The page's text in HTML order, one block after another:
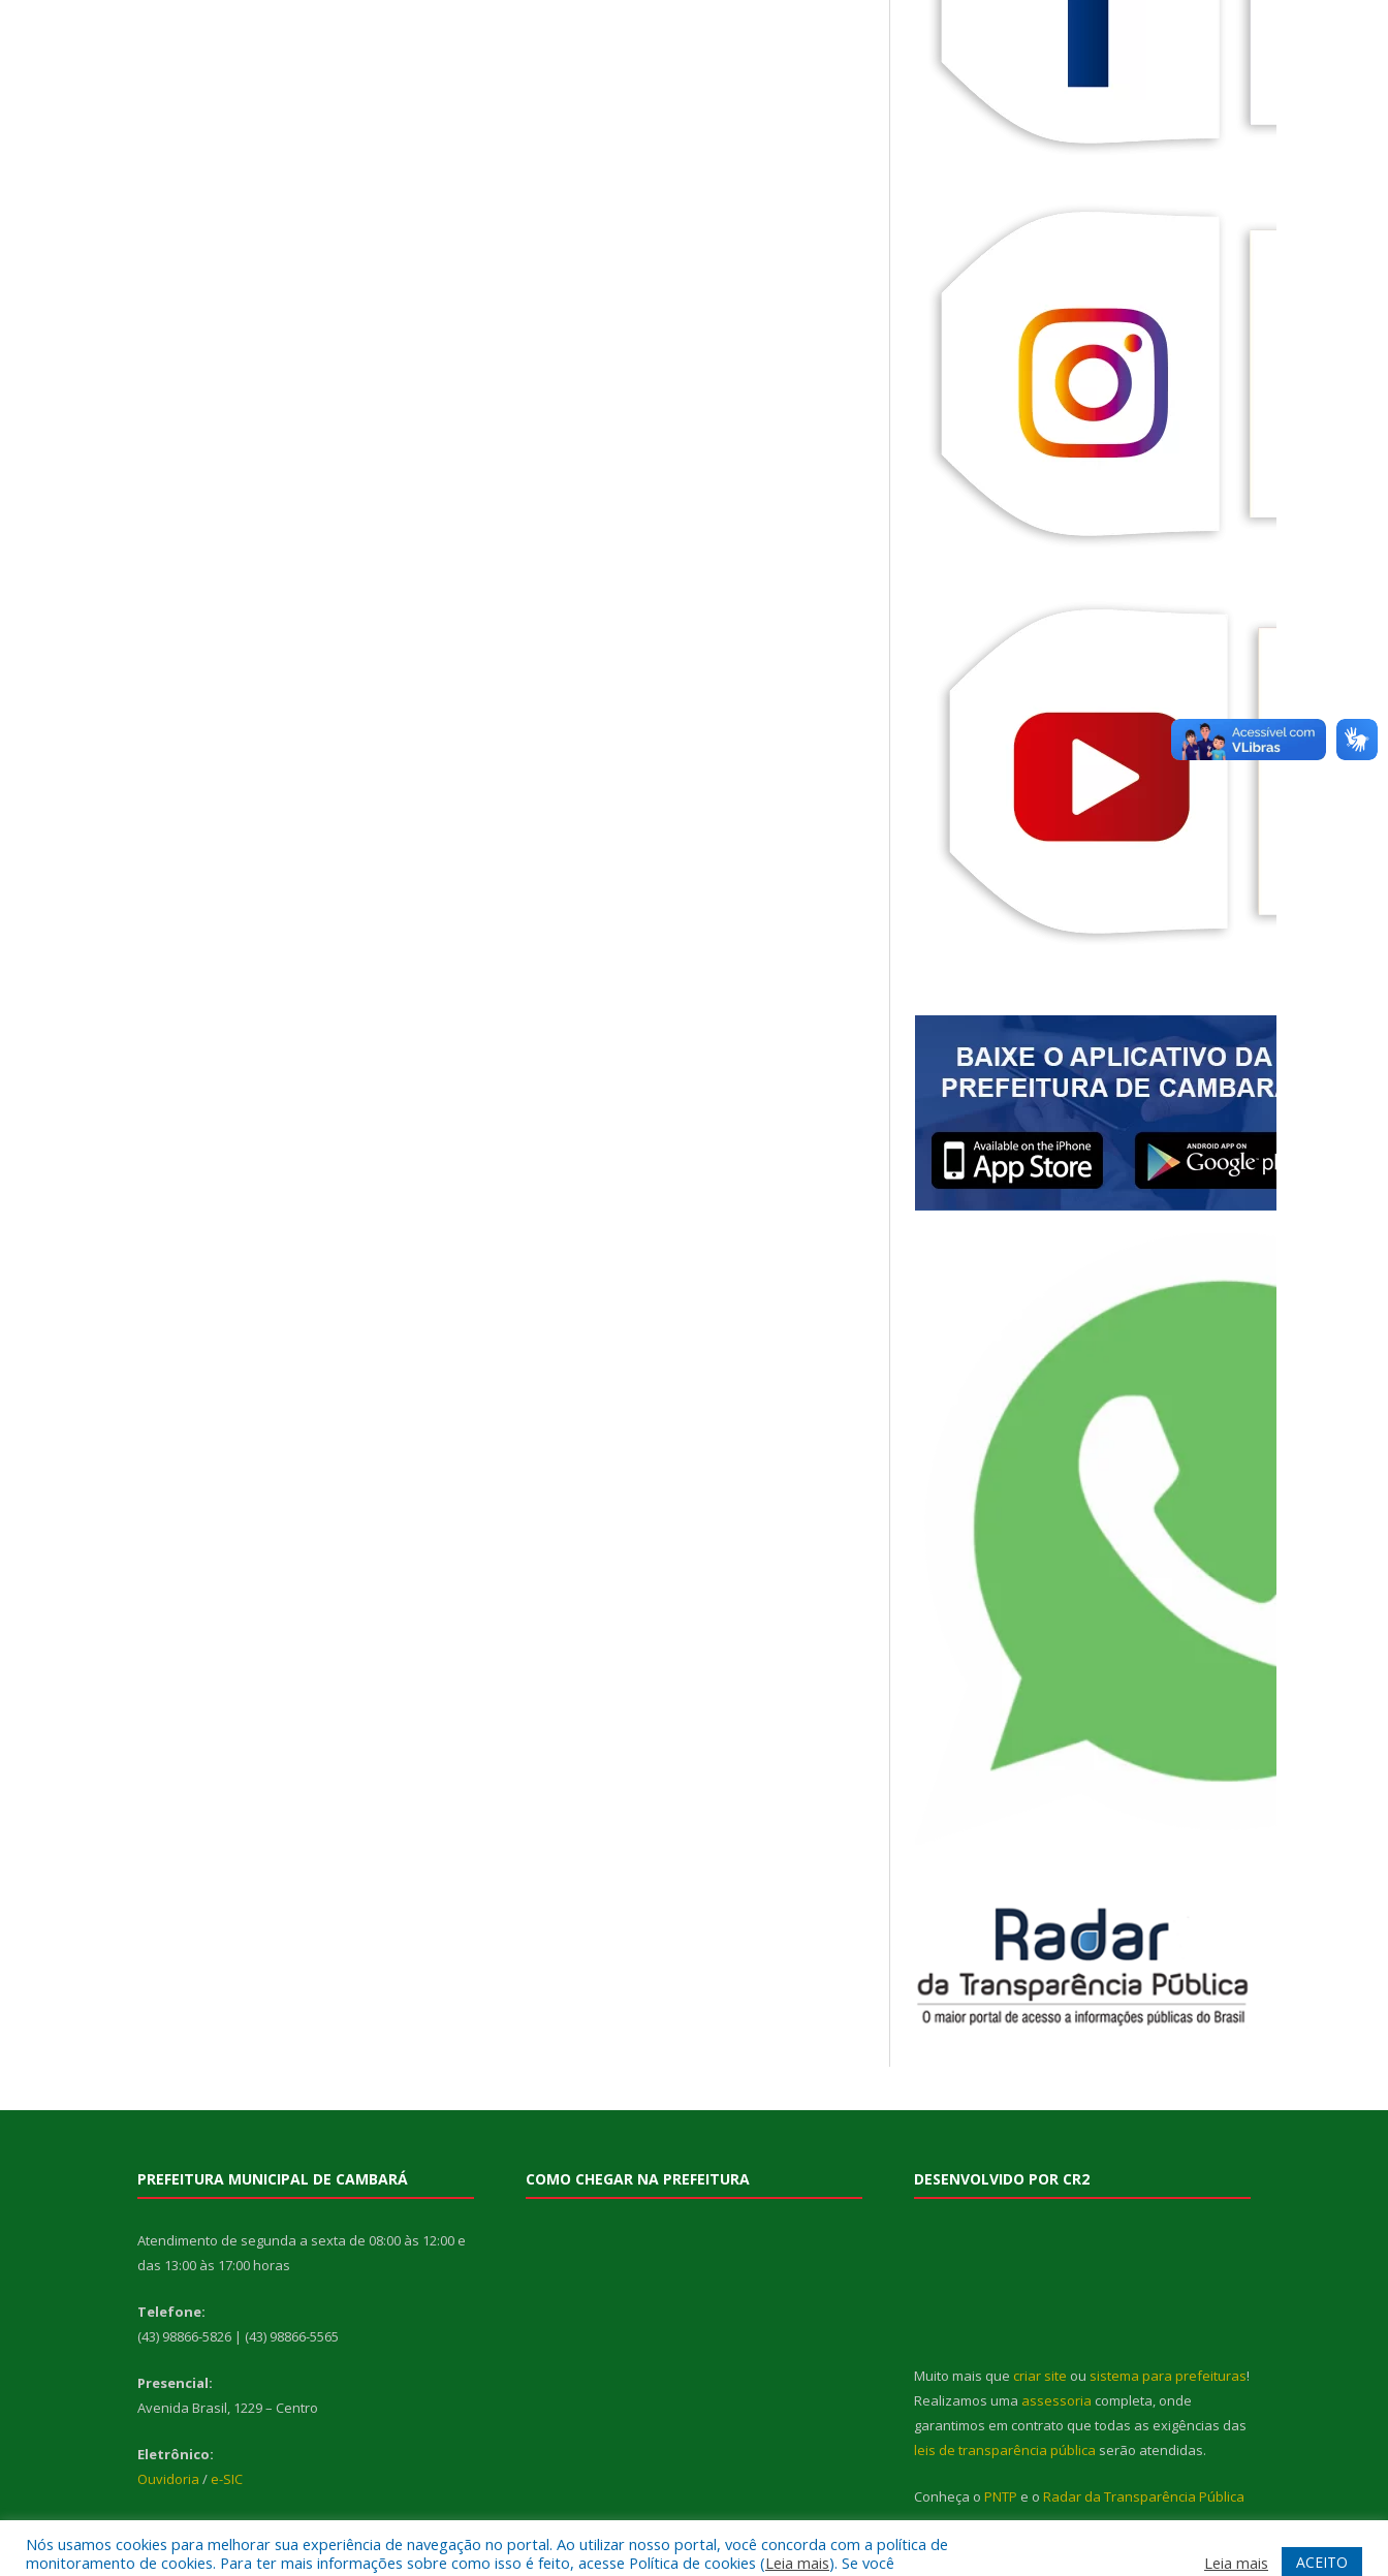
PREFEITURA MUNICIPAL DE CAMBARÁ
Atendimento de segunda a sexta de 08:00 às 12:00 e
das 13:00 às 17:00 horas
Telefone:
(43) 98866-5826 | (43) 98866-5565
Presencial:
Avenida Brasil, 1229 – Centro
Eletrônico:
Ouvidoria / e-SIC
COMO CHEGAR NA PREFEITURA DESENVOLVIDO POR CR2
Muito mais que criar site ou sistema para prefeituras!
Realizamos uma assessoria completa, onde
garantimos em contrato que todas as exigências das
leis de transparência pública serão atendidas.
Conheça o PNTP e o Radar da Transparência Pública
Nós usamos cookies para melhorar sua experiência de navegação no portal. Ao utilizar nosso portal, você concorda com a política de
monitoramento de cookies. Para ter mais informações sobre como isso é feito, acesse Política de cookies (Leia mais). Se você
Leia mais ACEITO